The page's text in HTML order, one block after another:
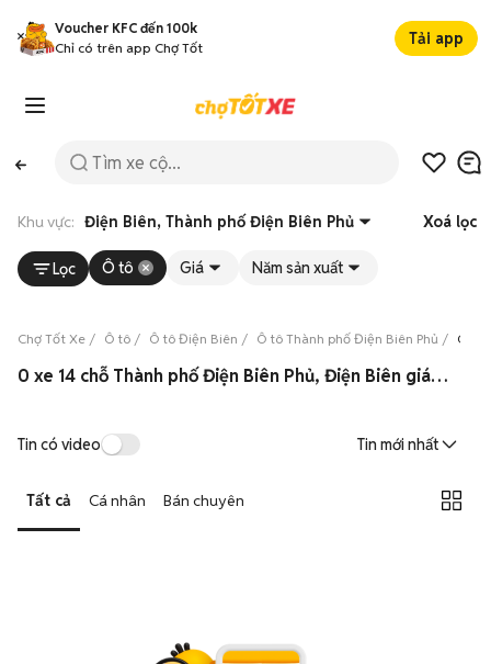
Voucher KFC đến 100k
Chỉ có trên app Chợ Tốt
Tải app
Khu vực: Điện Biên, Thành phố Điện Biên Phủ Xoá lọc
Lọc Ô tô Giá Năm sản xuất
Chợ Tốt Xe Ô tô Ô tô Điện Biên Ô tô Thành phố Điện Biên Phủ Ô tô
0 xe 14 chỗ Thành phố Điện Biên Phủ, Điện Biên giá tốt 08/2026
Tin có video Tin mới nhất
Tất cả Cá nhân Bán chuyên